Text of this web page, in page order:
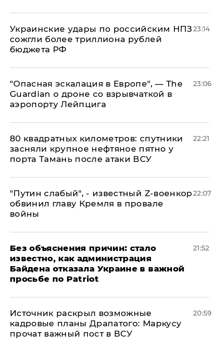
Украинские удары по российским НПЗ
сожгли более триллиона рублей
бюджета РФ
23:14
"Опасная эскалация в Европе", — The
Guardian о дроне со взрывчаткой в
аэропорту Лейпцига
23:06
80 квадратных километров: спутники
засняли крупное нефтяное пятно у
порта Тамань после атаки ВСУ
22:21
​"Путин слабый", - известный Z-военкор
обвинил главу Кремля в провале
войны
22:07
Без объяснения причин: стало
известно, как администрация
Байдена отказала Украине в важной
просьбе по Patriot
21:52
​Источник раскрыл возможные
кадровые планы Драпатого: Маркусу
прочат важный пост в ВСУ
20:59